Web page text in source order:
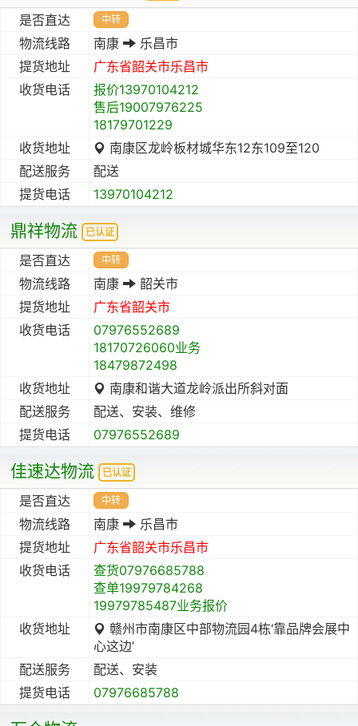
是否直达 中转
物流线路 南康
乐昌市
提货地址
广东省韶关市乐昌市
收货电话
报价13970104212
售后19007976225
18179701229
收货地址
南康区龙岭板材城华东12东109至120
配送服务
配送
提货电话
13970104212
鼎祥物流 已认证
是否直达 中转
物流线路 南康
韶关市
提货地址
广东省韶关市
收货电话
07976552689
18170726060业务
18479872498
收货地址
南康和谐大道龙岭派出所斜对面
配送服务
配送、安装、维修
提货电话
07976552689
佳速达物流 已认证
是否直达 中转
物流线路 南康
乐昌市
提货地址
广东省韶关市乐昌市
收货电话
查货07976685788
查单19979784268
19979785487业务报价
收货地址
赣州市南康区中部物流园4栋‘靠品牌会展中
心这边’
配送服务
配送、安装
提货电话
07976685788